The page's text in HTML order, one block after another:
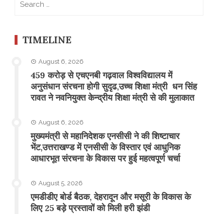
TIMELINE
August 6, 2026
459 करोड़ से एचएनबी गढ़वाल विश्वविद्यालय में
अनुसंधान संरचना होगी सुदृढ,उच्च शिक्षा मंत्री धन सिंह
रावत ने नवनियुक्त केन्द्रीय शिक्षा मंत्री से की मुलाकात
August 6, 2026
मुख्यमंत्री से महानिदेशक एनसीसी ने की शिष्टाचार
भेंट,उत्तराखण्ड में एनसीसी के विस्तार एवं आधुनिक
आधारभूत संरचना के विकास पर हुई महत्वपूर्ण चर्चा
August 5, 2026
एमडीडीए बोर्ड बैठक, देहरादून और मसूरी के विकास के
लिए 25 बड़े प्रस्तावों को मिली हरी झंडी